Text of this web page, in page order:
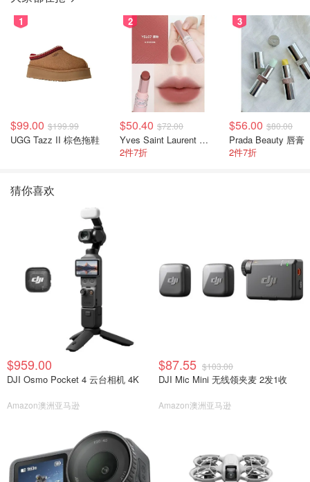
1
$99.00 $199.99
UGG Tazz II 棕色拖鞋
2
$50.40 $72.00
Yves Saint Laurent 裸粉管
2件7折
3
$56.00 $80.00
Prada Beauty 唇膏
2件7折
猜你喜欢
$959.00
DJI Osmo Pocket 4 云台相机 4K
Amazon澳洲亚马逊
$87.55 $103.00
DJI Mic Mini 无线领夹麦 2发1收
Amazon澳洲亚马逊